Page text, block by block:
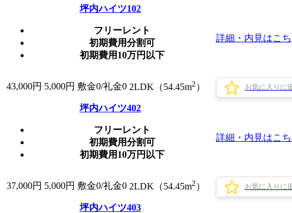
坪内ハイツ102
フリーレント
初期費用分割可
初期費用10万円以下
詳細・内見はこ
43,000円 5,000円 敷金0/礼金0 2LDK（54.45m2 ） お気に入りに
坪内ハイツ402
フリーレント
初期費用分割可
初期費用10万円以下
詳細・内見はこ
37,000円 5,000円 敷金0/礼金0 2LDK（54.45m2 ） お気に入りに
坪内ハイツ403